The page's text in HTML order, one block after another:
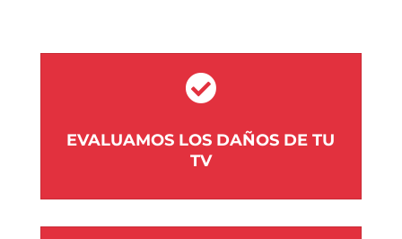

EVALUAMOS LOS DAÑOS DE TU
TV